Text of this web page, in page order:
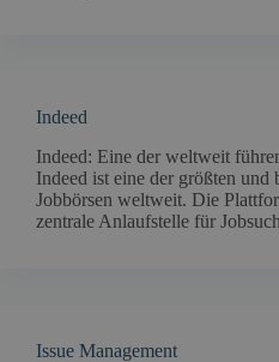
Indeed
Indeed: Eine der weltweit
Indeed ist eine der größten und
Jobbörsen weltweit. Die
zentrale Anlaufstelle für
Issue Management